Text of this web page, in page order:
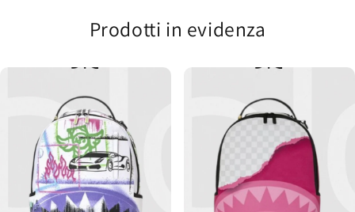
Prodotti in evidenza